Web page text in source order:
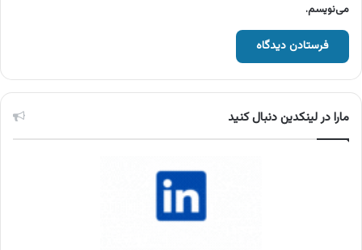
می‌نویسم.
مارا در لینکدین دنبال کنید